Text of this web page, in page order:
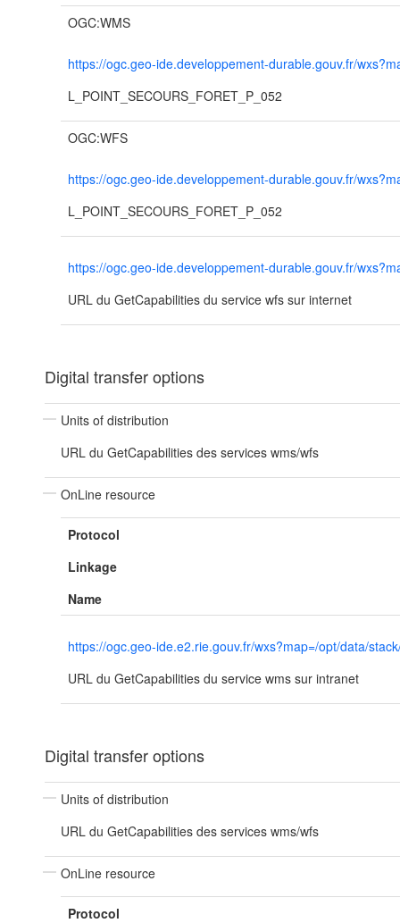
OGC:WMS
https://ogc.geo-ide.developpement-durable.gouv.fr/
L_POINT_SECOURS_FORET_P_052
OGC:WFS
https://ogc.geo-ide.developpement-durable.gouv.fr/
L_POINT_SECOURS_FORET_P_052
https://ogc.geo-ide.developpement-durable.gouv.fr/
URL du GetCapabilities du service wfs sur internet
Digital transfer options
Units of distribution
URL du GetCapabilities des services wms/wfs
OnLine resource
Protocol
Linkage
Name
https://ogc.geo-ide.e2.rie.gouv.fr/wxs?map=/opt/data/
URL du GetCapabilities du service wms sur intranet
Digital transfer options
Units of distribution
URL du GetCapabilities des services wms/wfs
OnLine resource
Protocol